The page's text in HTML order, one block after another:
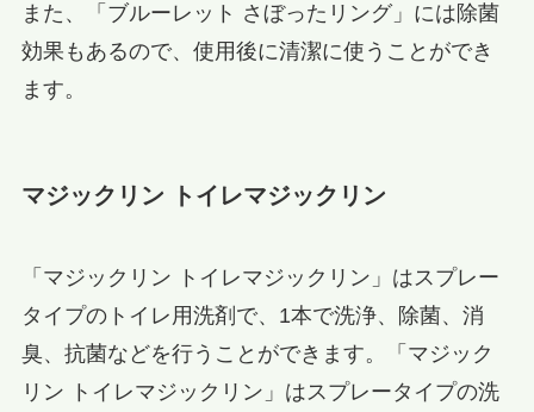
また、「ブルーレット さぼったリング」には除菌
効果もあるので、使用後に清潔に使うことができ
ます。
マジックリン トイレマジックリン
「マジックリン トイレマジックリン」はスプレー
タイプのトイレ用洗剤で、1本で洗浄、除菌、消
臭、抗菌などを行うことができます。「マジック
リン トイレマジックリン」はスプレータイプの洗